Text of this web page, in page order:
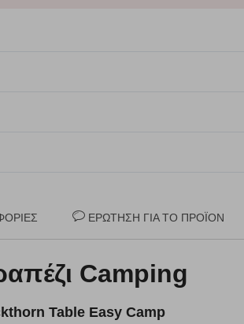
ΕΡΏΤΗΣΗ ΓΙΑ ΤΟ ΠΡΟΪΌΝ
Camping
Table Easy Camp